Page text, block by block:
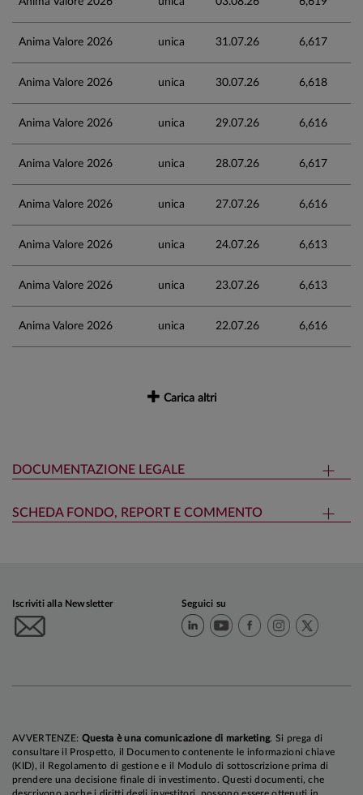
Anima Valore 2026 unica 31.07.26 6,617
Anima Valore 2026 unica 30.07.26 6,618
Anima Valore 2026 unica 29.07.26 6,616
Anima Valore 2026 unica 28.07.26 6,617
Anima Valore 2026 unica 27.07.26 6,616
Anima Valore 2026 unica 24.07.26 6,613
Anima Valore 2026 unica 23.07.26 6,613
Anima Valore 2026 unica 22.07.26 6,616
Carica altri
DOCUMENTAZIONE LEGALE
SCHEDA FONDO, REPORT E COMMENTO
Iscriviti alla Newsletter Seguici su
AVVERTENZE: Questa è una comunicazione di marketing. Si prega di
consultare il Prospetto, il Documento contenente le informazioni chiave
(KID), il Regolamento di gestione e il Modulo di sottoscrizione prima di
prendere una decisione finale di investimento. Questi documenti, che